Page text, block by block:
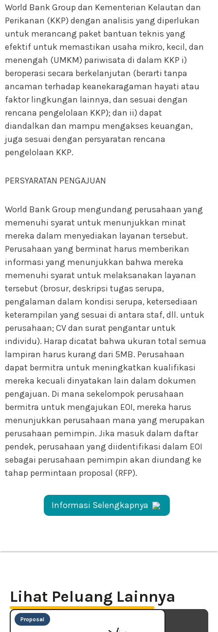
World Bank Group dan Kementerian Kelautan dan
Perikanan (KKP) dengan analisis yang diperlukan
untuk merancang paket bantuan teknis yang
efektif untuk memastikan usaha mikro, kecil, dan
menengah (UMKM) pariwisata di dalam KKP i)
beroperasi secara berkelanjutan (berarti tanpa
ancaman terhadap keanekaragaman hayati atau
faktor lingkungan lainnya, dan sesuai dengan
rencana pengelolaan KKP); dan ii) dapat
diandalkan dan mampu mengakses keuangan,
juga sesuai dengan persyaratan rencana
pengelolaan KKP.
PERSYARATAN PENGAJUAN
World Bank Group mengundang perusahaan yang
memenuhi syarat untuk menunjukkan minat
mereka dalam menyediakan layanan tersebut.
Perusahaan yang berminat harus memberikan
informasi yang menunjukkan bahwa mereka
memenuhi syarat untuk melaksanakan layanan
tersebut (brosur, deskripsi tugas serupa,
pengalaman dalam kondisi serupa, ketersediaan
keterampilan yang sesuai di antara staf, dll. untuk
perusahaan; CV dan surat pengantar untuk
individu). Harap dicatat bahwa ukuran total semua
lampiran harus kurang dari 5MB. Perusahaan
dapat bermitra untuk meningkatkan kualifikasi
mereka kecuali dinyatakan lain dalam dokumen
pengajuan. Di mana sekelompok perusahaan
bermitra untuk mengajukan EOI, mereka harus
menunjukkan perusahaan mana yang merupakan
perusahaan pemimpin. Jika masuk dalam daftar
pendek, perusahaan yang diidentifikasi dalam EOI
sebagai perusahaan pemimpin akan diundang ke
tahap permintaan proposal (RFP).
Informasi Selengkapnya
Lihat Peluang Lainnya
Proposal